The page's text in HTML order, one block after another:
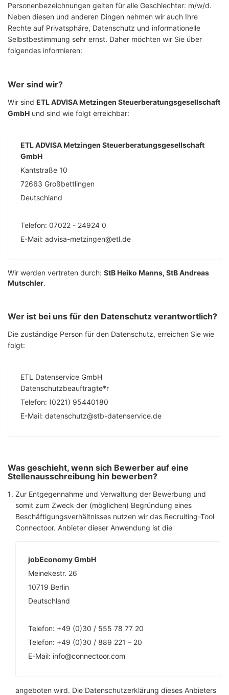
Personenbezeichnungen gelten für alle Geschlechter: m/w/d.
Neben diesen und anderen Dingen nehmen wir auch Ihre
Rechte auf Privatsphäre, Datenschutz und informationelle
Selbstbestimmung sehr ernst. Daher möchten wir Sie über
folgendes informieren:
Wer sind wir?
Wir sind ETL ADVISA Metzingen Steuerberatungsgesellschaft
GmbH und sind wie folgt erreichbar:
ETL ADVISA Metzingen Steuerberatungsgesellschaft
GmbH
Kantstraße 10
72663 Großbettlingen
Deutschland
Telefon: 07022 - 24924 0
E-Mail: advisa-metzingen@etl.de
Wir werden vertreten durch: StB Heiko Manns, StB Andreas
Mutschler.
Wer ist bei uns für den Datenschutz verantwortlich?
Die zuständige Person für den Datenschutz, erreichen Sie wie
folgt:
ETL Datenservice GmbH
Datenschutzbeauftragte*r
Telefon: (0221) 95440180
E-Mail: datenschutz@stb-datenservice.de
Was geschieht, wenn sich Bewerber auf eine
Stellenausschreibung hin bewerben?
Zur Entgegennahme und Verwaltung der Bewerbung und
somit zum Zweck der (möglichen) Begründung eines
Beschäftigungsverhältnisses nutzen wir das Recruiting-Tool
Connectoor. Anbieter dieser Anwendung ist die
jobEconomy GmbH
Meinekestr. 26
10719 Berlin
Deutschland
Telefon: +49 (0)30 / 555 78 77 20
Telefon: +49 (0)30 / 889 221 – 20
E-Mail: info@connectoor.com
angeboten wird. Die Datenschutzerklärung dieses Anbieters